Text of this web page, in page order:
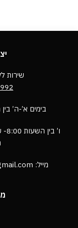
שירות
בימים א’-ה’ בין השעות
מייל: Luxury.world.israel@gmail.com